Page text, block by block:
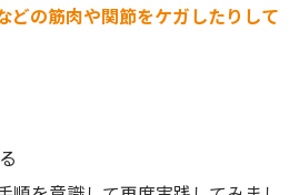
どの筋肉や関節をケガしたりして